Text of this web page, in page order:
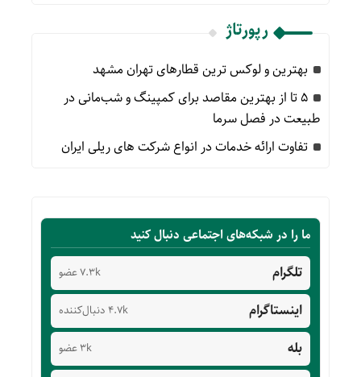
رپورتاژ
بهترین و لوکس ترین قطارهای تهران مشهد
۵ تا از بهترین مقاصد برای کمپینگ و شب‌مانی در
طبیعت در فصل سرما
تفاوت ارائه خدمات در انواع شرکت های ریلی ایران
ما را در شبکه‌های اجتماعی دنبال کنید
تلگرام 7.3k عضو
اینستاگرام 4.7k دنبال‌کننده
بله 3k عضو